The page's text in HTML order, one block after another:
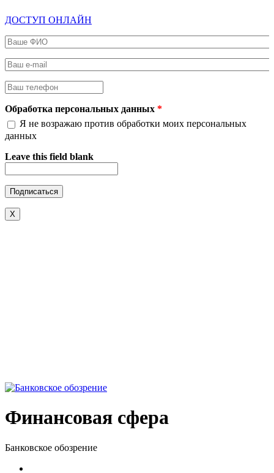
ДОСТУП ОНЛАЙН
Ваше ФИО
Ваш e-mail
Ваш телефон
Обработка персональных данных *
Я не возражаю против обработки моих персональных
данных
Leave this field blank
X
Финансовая сфера
Банковское обозрение